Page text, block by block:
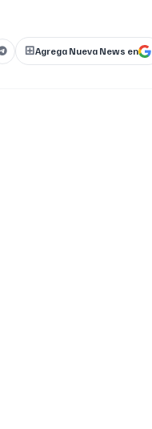
Agrega Nueva News en